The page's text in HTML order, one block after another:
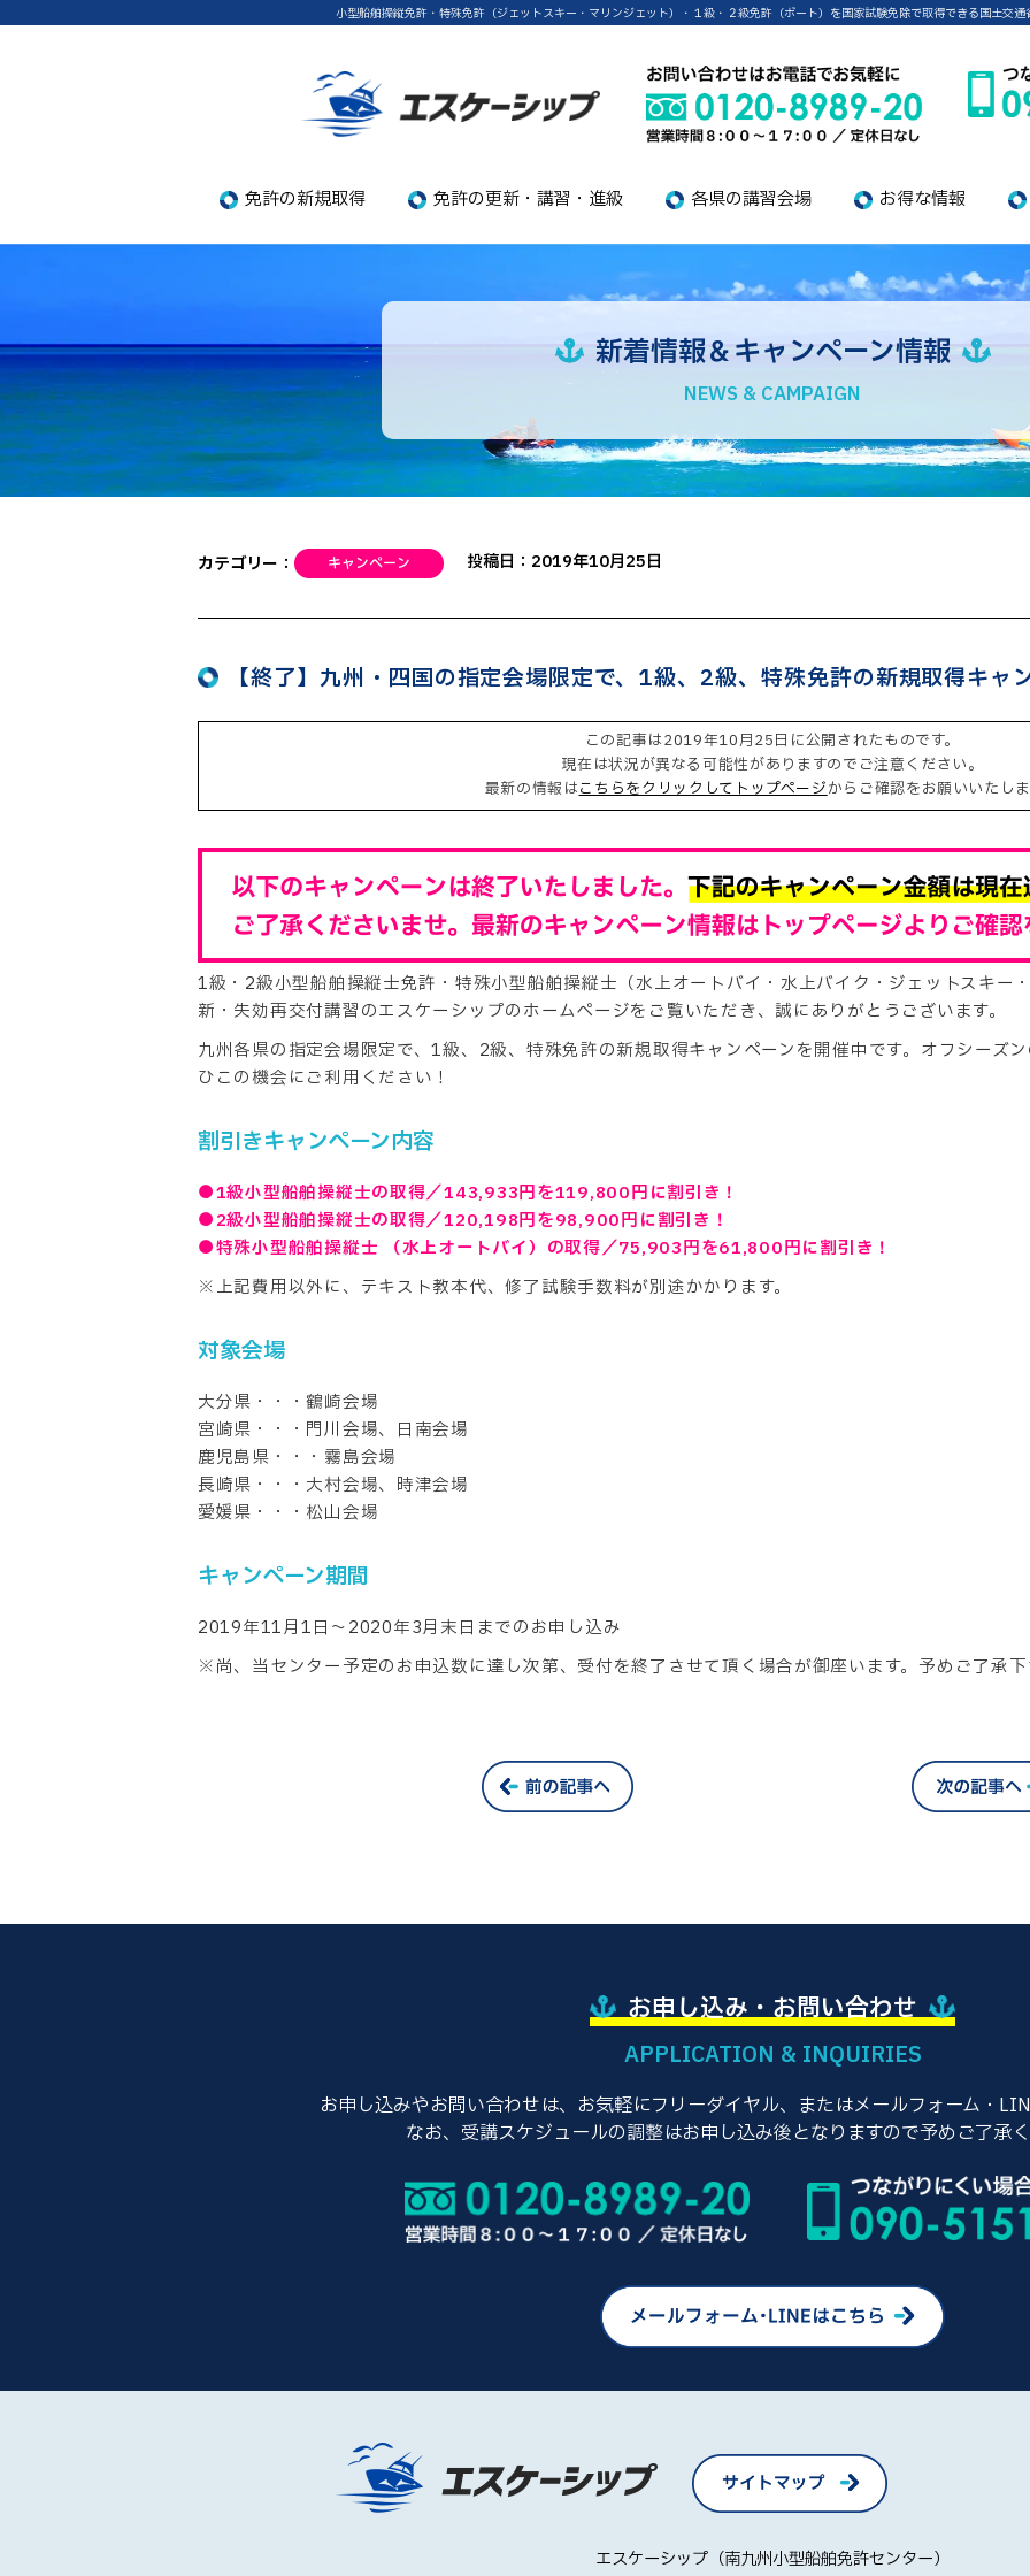
小型船舶操縦免許・特殊免許（ジェットスキー・マリンジェット）・１級・２級免許（ボート）を国家試験免除で取得できる国土交
免許の新規取得 免許の更新・講習・進級 各県の講習会場 お得な情報
新着情報＆キャンペーン情報
NEWS & CAMPAIGN
カテゴリー： 投稿日：2019年10月25日
【終了】九州・四国の指定会場限定で、1級、2級、特殊免許の新規取得キャ
この記事は2019年10月25日に公開されたものです。
現在は状況が異なる可能性がありますのでご注意ください。
最新の情報はこちらをクリックしてトップページからご確認をお願いいたしま
1級・2級小型船舶操縦士免許・特殊小型船舶操縦士（水上オートバイ・水上バイク・ジェットスキー
新・失効再交付講習のエスケーシップのホームページをご覧いただき、誠にありがとうございます。
九州各県の指定会場限定で、1級、2級、特殊免許の新規取得キャンペーンを開催中です。オフシーズ
ひこの機会にご利用ください！
割引きキャンペーン内容
●1級小型船舶操縦士の取得／143,933円を119,800円に割引き！
●2級小型船舶操縦士の取得／120,198円を98,900円に割引き！
●特殊小型船舶操縦士 （水上オートバイ）の取得／75,903円を61,800円に割引き！
※上記費用以外に、テキスト教本代、修了試験手数料が別途かかります。
対象会場
大分県・・・鶴崎会場
宮崎県・・・門川会場、日南会場
鹿児島県・・・霧島会場
長崎県・・・大村会場、時津会場
愛媛県・・・松山会場
キャンペーン期間
2019年11月1日～2020年3月末日までのお申し込み
※尚、当センター予定のお申込数に達し次第、受付を終了させて頂く場合が御座います。予めご了承下
お申し込み・お問い合わせ
APPLICATION & INQUIRIES
お申し込みやお問い合わせは、お気軽にフリーダイヤル、またはメールフォーム・
なお、受講スケジュールの調整はお申し込み後となりますので予めご了承く
エスケーシップ（南九州小型船舶免許センター）